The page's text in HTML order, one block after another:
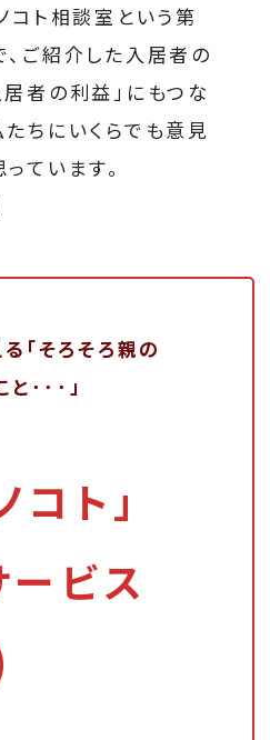
コト相談室という第
ご紹介した入居者の
者の利益」にもつな
ちにいくらでも意見
ています。
「そろそろ親の
と･･･」
コト」
ビス